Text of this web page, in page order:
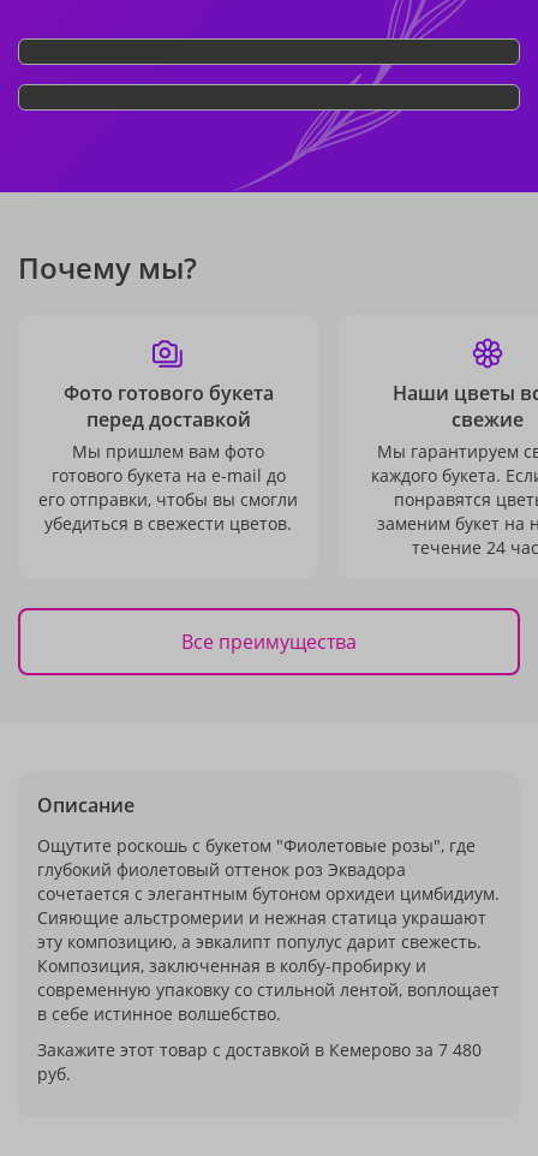
Почему мы?
Фото готового букета
перед доставкой
Мы пришлем вам фото
готового букета на e-mail до
его отправки, чтобы вы смогли
убедиться в свежести цветов.
Наши цветы
свежие
Мы гарантируем
каждого букета.
понравятся
заменим букет на
течение 24
Все преимущества
Описание
Ощутите роскошь с букетом "Фиолетовые розы", где
глубокий фиолетовый оттенок роз Эквадора
сочетается с элегантным бутоном орхидеи цимбидиум.
Сияющие альстромерии и нежная статица украшают
эту композицию, а эвкалипт популус дарит свежесть.
Композиция, заключенная в колбу-пробирку и
современную упаковку со стильной лентой, воплощает
в себе истинное волшебство.
Закажите этот товар с доставкой в Кемерово за 7 480
руб.